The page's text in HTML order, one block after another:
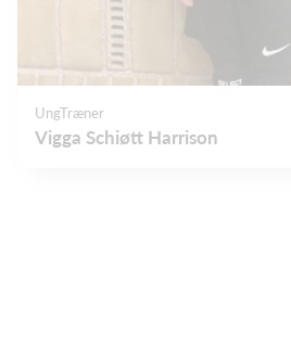
UngTræner
Vigga Schiøtt Harrison